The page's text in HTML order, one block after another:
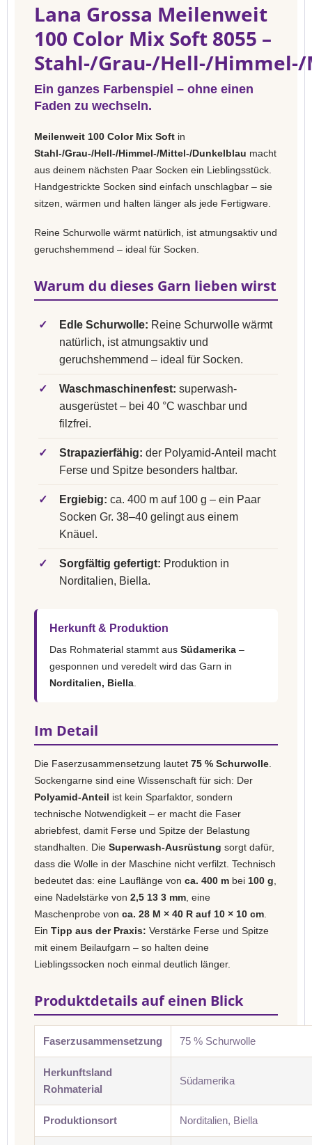
Lana Grossa Meilenweit
100 Color Mix Soft 8055 –
Stahl-/Grau-/Hell-/
Ein ganzes Farbenspiel – ohne einen
Faden zu wechseln.
Meilenweit 100 Color Mix Soft in
Stahl-/Grau-/Hell-/Himmel-/Mittel-/Dunkelblau macht
aus deinem nächsten Paar Socken ein Lieblingsstück.
Handgestrickte Socken sind einfach unschlagbar – sie
sitzen, wärmen und halten länger als jede Fertigware.
Reine Schurwolle wärmt natürlich, ist atmungsaktiv und
geruchshemmend – ideal für Socken.
Warum du dieses Garn lieben wirst
✓ Edle Schurwolle: Reine Schurwolle wärmt
natürlich, ist atmungsaktiv und
geruchshemmend – ideal für Socken.
✓ Waschmaschinenfest: superwash-
ausgerüstet – bei 40 °C waschbar und
filzfrei.
✓ Strapazierfähig: der Polyamid-Anteil macht
Ferse und Spitze besonders haltbar.
✓ Ergiebig: ca. 400 m auf 100 g – ein Paar
Socken Gr. 38–40 gelingt aus einem
Knäuel.
✓ Sorgfältig gefertigt: Produktion in
Norditalien, Biella.
Herkunft & Produktion
Das Rohmaterial stammt aus Südamerika –
gesponnen und veredelt wird das Garn in
Norditalien, Biella
Im Detail
Die Faserzusammensetzung lautet 75 % Schurwolle
Sockengarne sind eine Wissenschaft für sich: Der
Polyamid-Anteil ist kein Sparfaktor, sondern
technische Notwendigkeit – er macht die Faser
abriebfest, damit Ferse und Spitze der Belastung
standhalten. Die Superwash-Ausrüstung sorgt dafür,
dass die Wolle in der Maschine nicht verfilzt. Technisch
bedeutet das: eine Lauflänge von ca. 400 m bei 100 g
eine Nadelstärke von 2,5 13 3 mm , eine
Maschenprobe von ca. 28 M × 40 R auf 10 × 10 cm
Ein Tipp aus der Praxis: Verstärke Ferse und Spitze
mit einem Beilaufgarn – so halten deine
Lieblingssocken noch einmal deutlich länger.
Produktdetails auf einen Blick
Faserzusammensetzung 75 % Schurwolle
Herkunftsland
Rohmaterial
Südamerika
Produktionsort Norditalien, Biella